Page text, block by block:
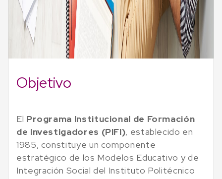
Objetivo
El Programa Institucional de Formación
de Investigadores (PIFI), establecido en
1985, constituye un componente
estratégico de los Modelos Educativo y de
Integración Social del Instituto Politécnico